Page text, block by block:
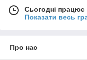
Сьогодні працює
Показати весь
Про нас